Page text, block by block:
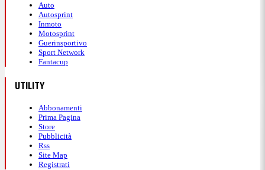
Auto
Autosprint
Inmoto
Motosprint
Guerinsportivo
Sport Network
Fantacup
UTILITY
Abbonamenti
Prima Pagina
Store
Pubblicità
Rss
Site Map
Registrati